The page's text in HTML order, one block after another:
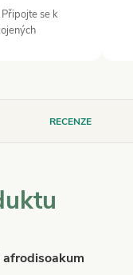
se k
RECENZE